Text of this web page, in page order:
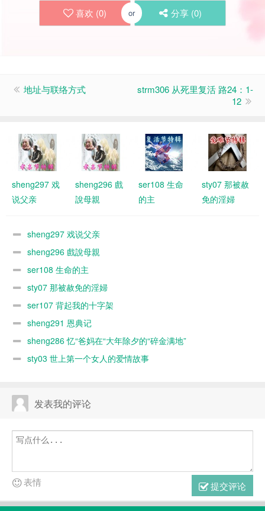
喜欢 (0) or 分享 (0)
地址与联络方式
strm306 从死里复活 路24：1-
12
sheng297 戏
说父亲
sheng296 戲
說母親
ser108 生命
的主
sty07 那被赦
免的淫婦
sheng297 戏说父亲
sheng296 戲說母親
ser108 生命的主
sty07 那被赦免的淫婦
ser107 背起我的十字架
sheng291 恩典记
sheng286 忆“爸妈在“大年除夕的“碎金满地”
sty03 世上第一个女人的爱情故事
发表我的评论
提交评论
表情